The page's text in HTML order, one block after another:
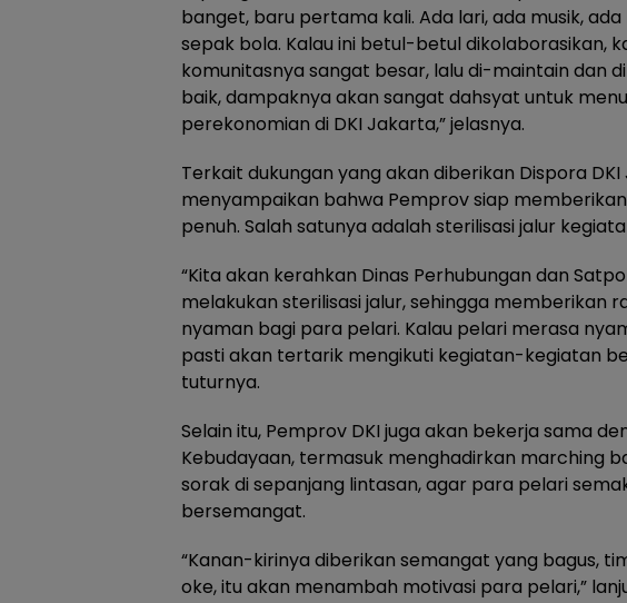
banget, baru pertama kali. Ada lari, ada musik,
sepak bola. Kalau ini betul-betul dikolaborasikan,
komunitasnya sangat besar, lalu di-maintain dan
baik, dampaknya akan sangat dahsyat untuk
perekonomian di DKI Jakarta,” jelasnya.
Terkait dukungan yang akan diberikan Dispora
menyampaikan bahwa Pemprov siap
penuh. Salah satunya adalah sterilisasi jalur
“Kita akan kerahkan Dinas Perhubungan dan
melakukan sterilisasi jalur, sehingga memberikan
nyaman bagi para pelari. Kalau pelari merasa
pasti akan tertarik mengikuti kegiatan-kegiatan
tuturnya.
Selain itu, Pemprov DKI juga akan bekerja sama
Kebudayaan, termasuk menghadirkan marching
sorak di sepanjang lintasan, agar para pelari
bersemangat.
“Kanan-kirinya diberikan semangat yang bagus,
oke, itu akan menambah motivasi para pelari,”